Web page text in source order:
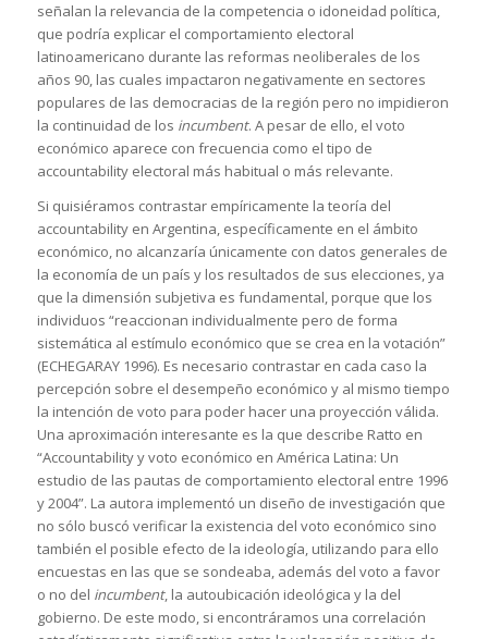
señalan la relevancia de la competencia o idoneidad política,
que podría explicar el comportamiento electoral
latinoamericano durante las reformas neoliberales de los
años 90, las cuales impactaron negativamente en sectores
populares de las democracias de la región pero no impidieron
la continuidad de los incumbent. A pesar de ello, el voto
económico aparece con frecuencia como el tipo de
accountability electoral más habitual o más relevante.
Si quisiéramos contrastar empíricamente la teoría del
accountability en Argentina, específicamente en el ámbito
económico, no alcanzaría únicamente con datos generales de
la economía de un país y los resultados de sus elecciones, ya
que la dimensión subjetiva es fundamental, porque que los
individuos “reaccionan individualmente pero de forma
sistemática al estímulo económico que se crea en la votación”
(ECHEGARAY 1996). Es necesario contrastar en cada caso la
percepción sobre el desempeño económico y al mismo tiempo
la intención de voto para poder hacer una proyección válida.
Una aproximación interesante es la que describe Ratto en
“Accountability y voto económico en América Latina: Un
estudio de las pautas de comportamiento electoral entre 1996
y 2004”. La autora implementó un diseño de investigación que
no sólo buscó verificar la existencia del voto económico sino
también el posible efecto de la ideología, utilizando para ello
encuestas en las que se sondeaba, además del voto a favor
o no del incumbent, la autoubicación ideológica y la del
gobierno. De este modo, si encontráramos una correlación